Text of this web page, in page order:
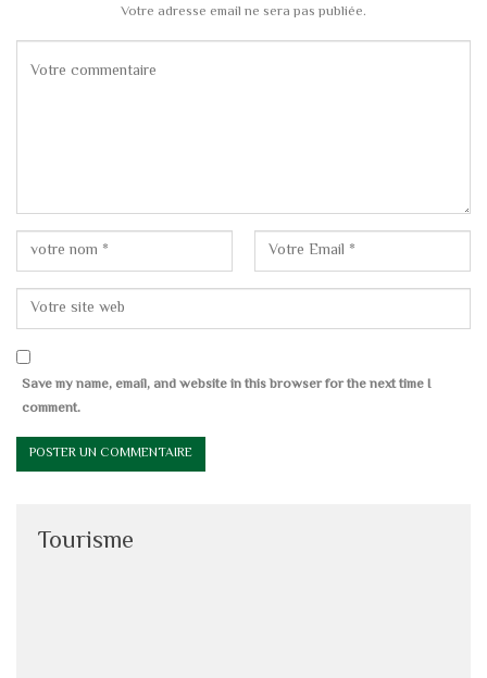
Votre adresse email ne sera pas publiée.
Save my name, email, and website in this browser for the next time I
comment.
Tourisme